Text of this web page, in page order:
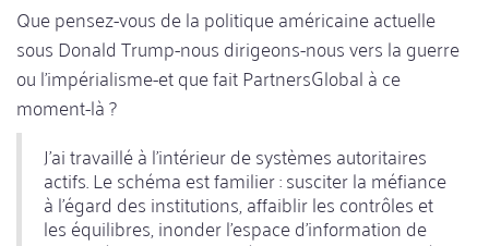
Que pensez-vous de la politique américaine actuelle
sous Donald Trump-nous dirigeons-nous vers la guerre
ou l'impérialisme-et que fait PartnersGlobal à ce
moment-là ?
J'ai travaillé à l'intérieur de systèmes autoritaires
actifs. Le schéma est familier : susciter la méfiance
à l'égard des institutions, affaiblir les contrôles et
les équilibres, inonder l'espace d'information de